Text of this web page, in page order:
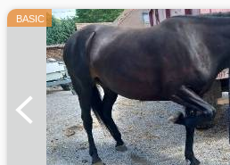
BASIC